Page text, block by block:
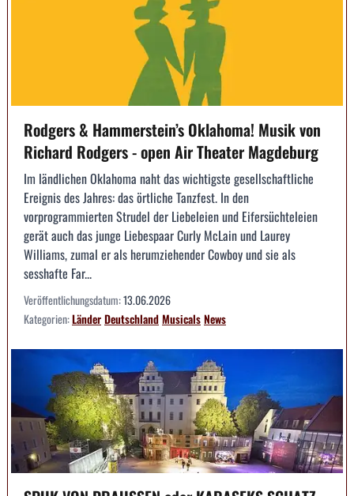
Rodgers & Hammerstein’s Oklahoma! Musik von
Richard Rodgers - open Air Theater Magdeburg
Im ländlichen Oklahoma naht das wichtigste gesellschaftliche
Ereignis des Jahres: das örtliche Tanzfest. In den
vorprogrammierten Strudel der Liebeleien und Eifersüchteleien
gerät auch das junge Liebespaar Curly McLain und Laurey
Williams, zumal er als herumziehender Cowboy und sie als
sesshafte Far...
Veröffentlichungsdatum:13.06.2026
Kategorien:LänderDeutschlandMusicalsNews